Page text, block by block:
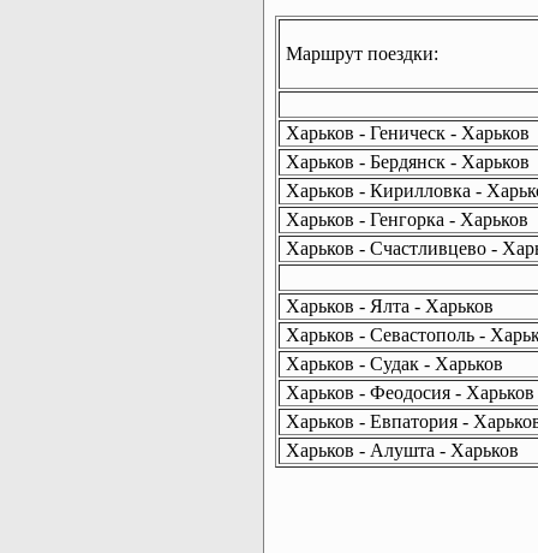
Маршрут поездки:
Харьков - Геническ - Харьков
Харьков - Бердянск - Харьков
Харьков - Кирилловка -
Харьков - Генгорка - Харьков
Харьков - Счастливцево -
Харьков - Ялта - Харьков
Харьков - Севастополь -
Харьков - Судак - Харьков
Харьков - Феодосия - Харьков
Харьков - Евпатория -
Харьков - Алушта - Харьков